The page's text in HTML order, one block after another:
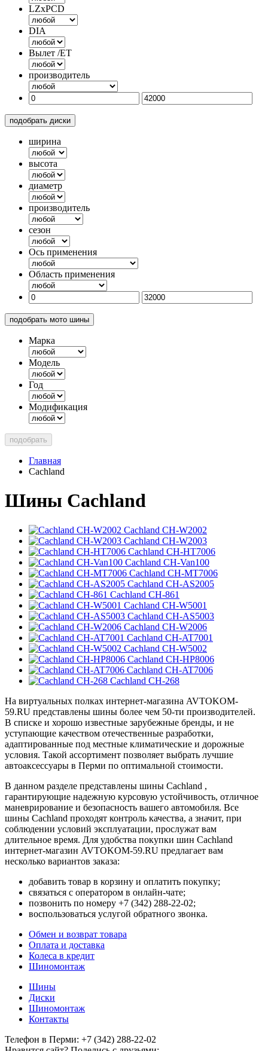
LZxPCD
DIA
Вылет /ET
производитель
подобрать диски
ширина
высота
диаметр
производитель
сезон
Ось применения
Область применения
подобрать мото шины
Марка
Модель
Год
Модификация
подобрать
Главная
Cachland
Шины Cachland
Cachland CH-W2002
Cachland CH-W2003
Cachland CH-HT7006
Cachland CH-Van100
Cachland CH-MT7006
Cachland CH-AS2005
Cachland CH-861
Cachland CH-W5001
Cachland CH-AS5003
Cachland CH-W2006
Cachland CH-AT7001
Cachland CH-W5002
Cachland CH-HP8006
Cachland CH-AT7006
Cachland CH-268
На виртуальных полках интернет-магазина AVTOKOM-
59.RU представлены шины более чем 50-ти производителей.
В списке и хорошо известные зарубежные бренды, и не
уступающие качеством отечественные разработки,
адаптированные под местные климатические и дорожные
условия. Такой ассортимент позволяет выбрать лучшие
автоаксессуары в Перми по оптимальной стоимости.
В данном разделе представлены шины Cachland ,
гарантирующие надежную курсовую устойчивость, отличное
маневрирование и безопасность вашего автомобиля. Все
шины Cachland проходят контроль качества, а значит, при
соблюдении условий эксплуатации, прослужат вам
длительное время. Для удобства покупки шин Cachland
интернет-магазин AVTOKOM-59.RU предлагает вам
несколько вариантов заказа:
добавить товар в корзину и оплатить покупку;
связаться с оператором в онлайн-чате;
позвонить по номеру +7 (342) 288-22-02;
воспользоваться услугой обратного звонка.
Обмен и возврат товара
Оплата и доставка
Колеса в кредит
Шиномонтаж
Шины
Диски
Шиномонтаж
Контакты
Телефон в Перми: +7 (342) 288-22-02